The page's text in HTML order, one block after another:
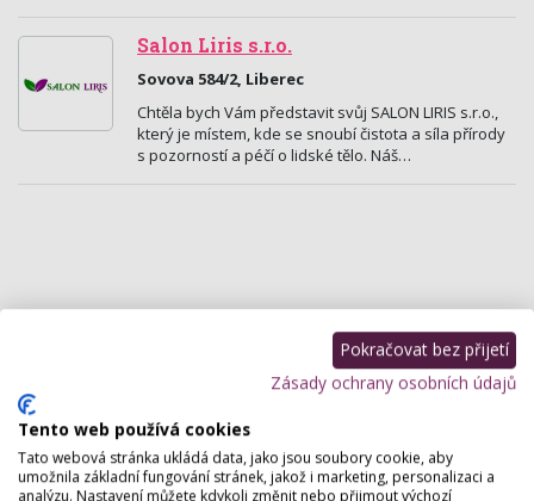
Salon Liris s.r.o.
Sovova 584/2, Liberec
Chtěla bych Vám představit svůj SALON LIRIS s.r.o.,
který je místem, kde se snoubí čistota a síla přírody
s pozorností a péčí o lidské tělo. Náš…
FIT&BODY
Pokračovat bez přijetí
Zásady ochrany osobních údajů
Tento web používá cookies
Tato webová stránka ukládá data, jako jsou soubory cookie, aby
umožnila základní fungování stránek, jakož i marketing, personalizaci a
analýzu. Nastavení můžete kdykoli změnit nebo přijmout výchozí